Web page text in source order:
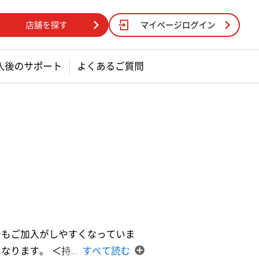
店舗を探す マイページログイン
後のサポート よくあるご質問
ご加入がしやすくなっていま
ります。 ＜持… すべて読む